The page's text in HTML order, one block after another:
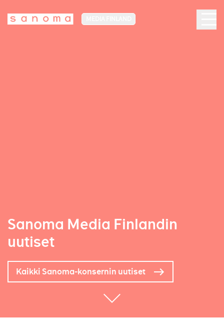
Sanoma Media Finlandin
uutiset
Kaikki Sanoma-konsernin uutiset